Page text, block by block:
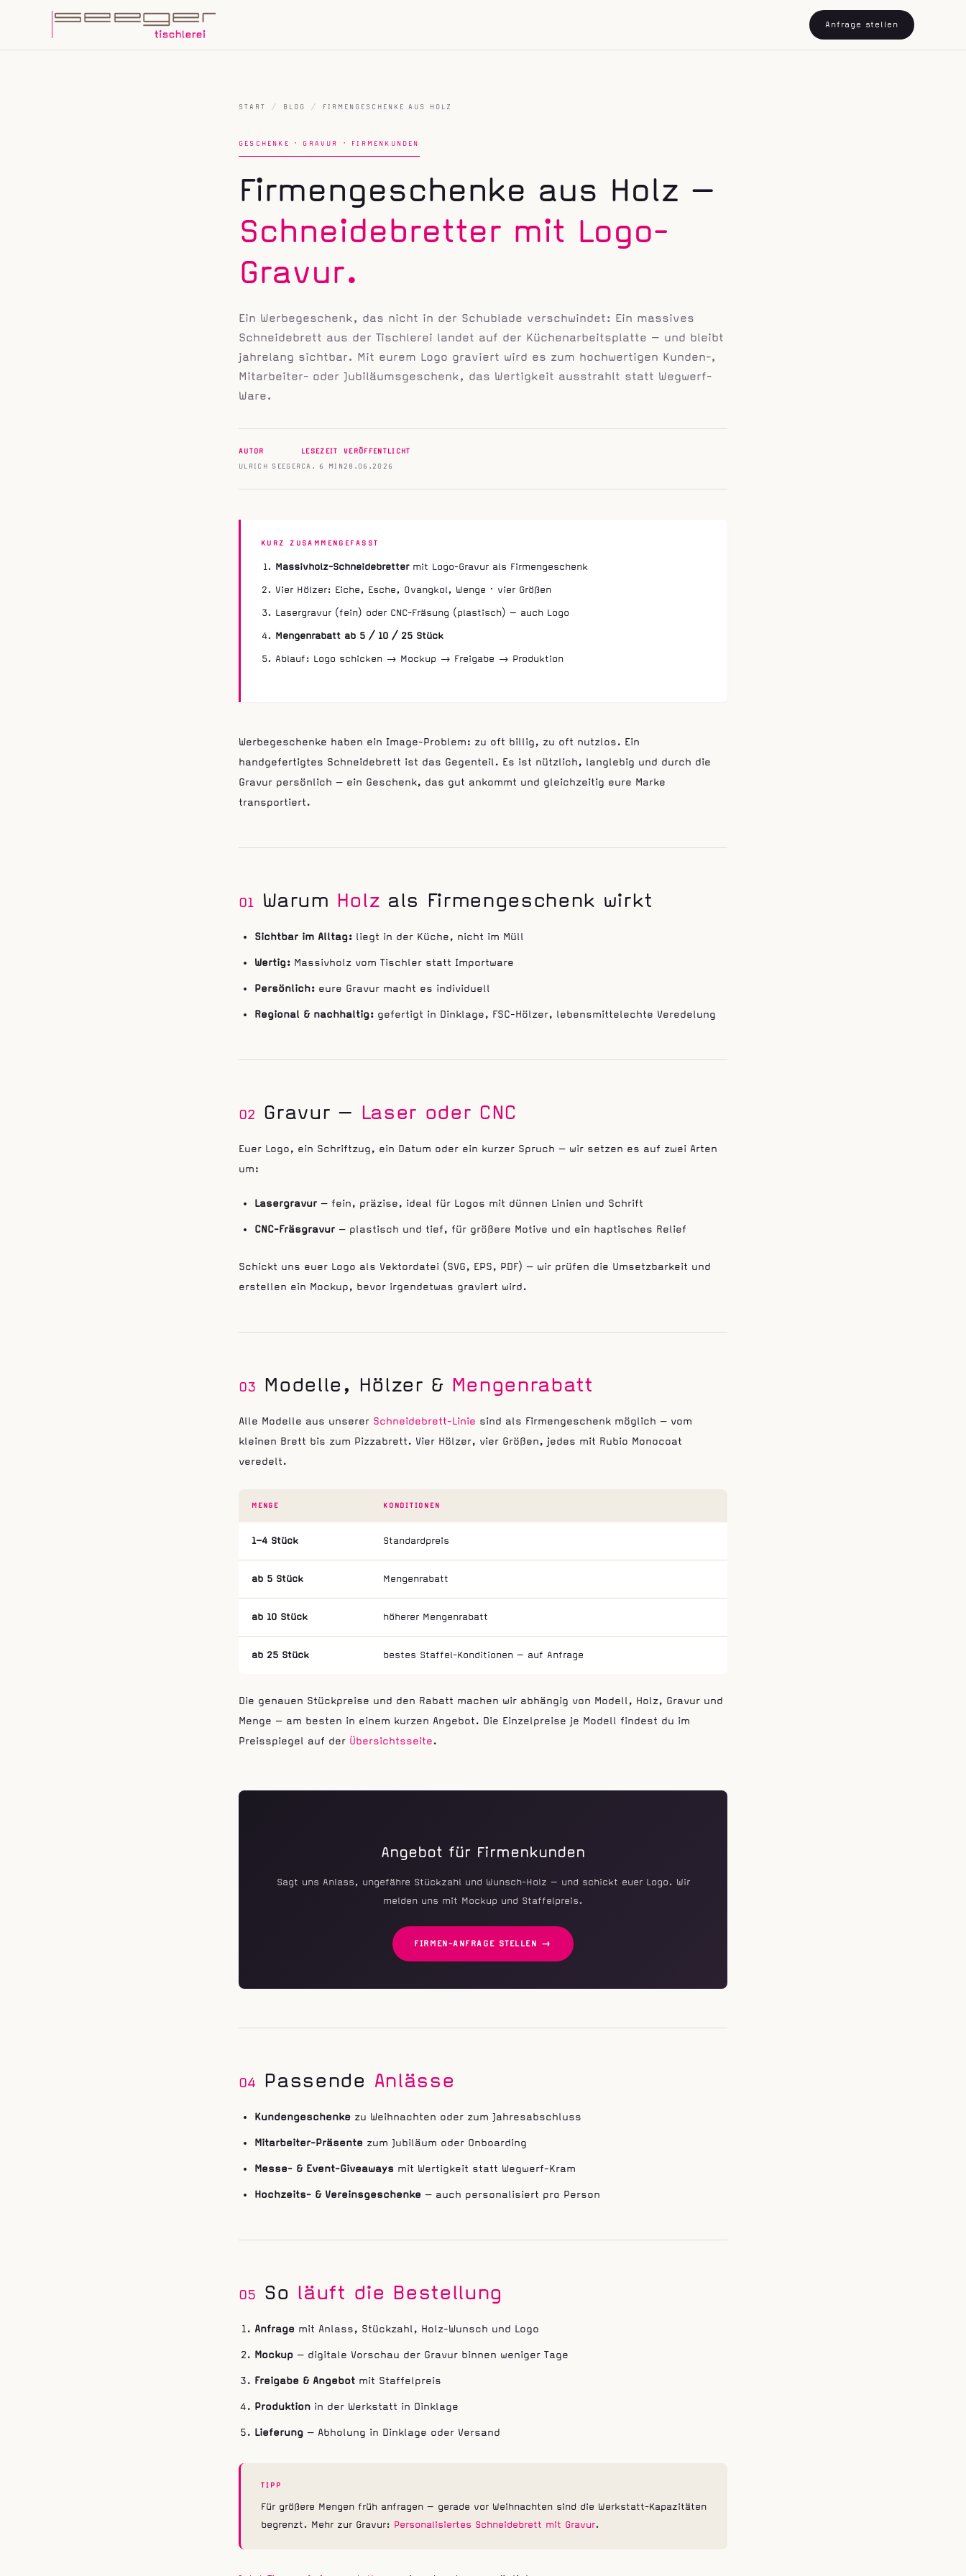
Anfrage stellen
START / BLOG / FIRMENGESCHENKE AUS HOLZ
GESCHENKE · GRAVUR · FIRMENKUNDEN
Firmengeschenke aus Holz —
Schneidebretter mit Logo-
Gravur.
Ein Werbegeschenk, das nicht in der Schublade verschwindet: Ein massives
Schneidebrett aus der Tischlerei landet auf der Küchenarbeitsplatte — und bleibt
jahrelang sichtbar. Mit eurem Logo graviert wird es zum hochwertigen Kunden-,
Mitarbeiter- oder Jubiläumsgeschenk, das Wertigkeit ausstrahlt statt Wegwerf-
Ware.
AUTOR
ULRICH SEEGER
LESEZEIT
CA. 6 MIN
VERÖFFENTLICHT
28.06.2026
KURZ ZUSAMMENGEFASST
Massivholz-Schneidebrettermit Logo-Gravur als Firmengeschenk
Vier Hölzer: Eiche, Esche, Ovangkol, Wenge · vier Größen
Lasergravur (fein) oder CNC-Fräsung (plastisch) — auch Logo
Mengenrabatt ab 5 / 10 / 25 Stück
Ablauf: Logo schicken → Mockup → Freigabe → Produktion
Werbegeschenke haben ein Image-Problem: zu oft billig, zu oft nutzlos. Ein
handgefertigtes Schneidebrett ist das Gegenteil. Es ist nützlich, langlebig und durch die
Gravur persönlich — ein Geschenk, das gut ankommt und gleichzeitig eure Marke
transportiert.
01 Warum Holz als Firmengeschenk wirkt
Sichtbar im Alltag: liegt in der Küche, nicht im Müll
Wertig: Massivholz vom Tischler statt Importware
Persönlich: eure Gravur macht es individuell
Regional & nachhaltig: gefertigt in Dinklage, FSC-Hölzer, lebensmittelechte Veredelung
02 Gravur — Laser oder CNC
Euer Logo, ein Schriftzug, ein Datum oder ein kurzer Spruch — wir setzen es auf zwei Arten
um:
Lasergravur — fein, präzise, ideal für Logos mit dünnen Linien und Schrift
CNC-Fräsgravur — plastisch und tief, für größere Motive und ein haptisches Relief
Schickt uns euer Logo als Vektordatei (SVG, EPS, PDF) — wir prüfen die Umsetzbarkeit und
erstellen ein Mockup, bevor irgendetwas graviert wird.
03 Modelle, Hölzer & Mengenrabatt
Alle Modelle aus unserer Schneidebrett-Linie sind als Firmengeschenk möglich — vom
kleinen Brett bis zum Pizzabrett. Vier Hölzer, vier Größen, jedes mit Rubio Monocoat
veredelt.
MENGE KONDITIONEN
1–4 Stück Standardpreis
ab 5 Stück Mengenrabatt
ab 10 Stück höherer Mengenrabatt
ab 25 Stück bestes Staffel-Konditionen — auf Anfrage
Die genauen Stückpreise und den Rabatt machen wir abhängig von Modell, Holz, Gravur und
Menge — am besten in einem kurzen Angebot. Die Einzelpreise je Modell findest du im
Preisspiegel auf der Übersichtsseite.
Angebot für Firmenkunden
Sagt uns Anlass, ungefähre Stückzahl und Wunsch-Holz — und schickt euer Logo. Wir
melden uns mit Mockup und Staffelpreis.
FIRMEN-ANFRAGE STELLEN →
04 Passende Anlässe
Kundengeschenke zu Weihnachten oder zum Jahresabschluss
Mitarbeiter-Präsente zum Jubiläum oder Onboarding
Messe- & Event-Giveaways mit Wertigkeit statt Wegwerf-Kram
Hochzeits- & Vereinsgeschenke — auch personalisiert pro Person
05 So läuft die Bestellung
Anfrage mit Anlass, Stückzahl, Holz-Wunsch und Logo
Mockup — digitale Vorschau der Gravur binnen weniger Tage
Freigabe & Angebot mit Staffelpreis
Produktion in der Werkstatt in Dinklage
Lieferung — Abholung in Dinklage oder Versand
TIPP
Für größere Mengen früh anfragen — gerade vor Weihnachten sind die Werkstatt-Kapazitäten
begrenzt. Mehr zur Gravur: Personalisiertes Schneidebrett mit Gravur.